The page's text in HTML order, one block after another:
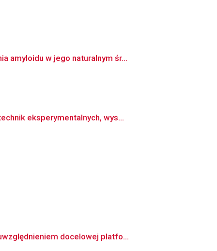
amyloidu w jego naturalnym śr...
eksperymentalnych, wys...
docelowej platfo...